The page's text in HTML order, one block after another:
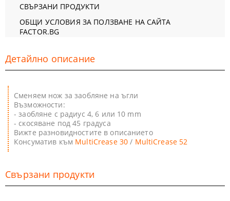
СВЪРЗАНИ ПРОДУКТИ
ОБЩИ УСЛОВИЯ ЗА ПОЛЗВАНЕ НА САЙТА
FACTOR.BG
Детайлно описание
Сменяем нож за заобляне на ъгли
Възможности:
- заобляне с радиус 4, 6 или 10 mm
- скосяване под 45 градуса
Вижте разновидностите в описанието
Консуматив към MultiCrease 30 / MultiCrease 52
Свързани продукти